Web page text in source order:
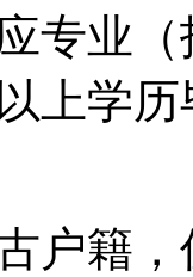
专业
上学
户籍